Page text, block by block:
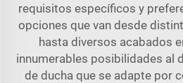
requisitos específicos y
opciones que van desde
hasta diversos acabados
innumerables posibilidades al
de ducha que se adapte por